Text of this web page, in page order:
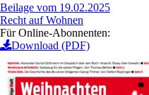
Beilage vom 19.02.2025
Recht auf Wohnen
Für Online-Abonnenten:
Download (PDF)